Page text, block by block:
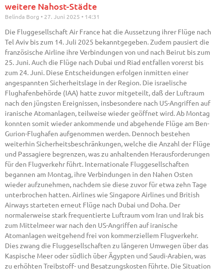
weitere Nahost-Städte
Belinda Borg 27. Juni 2025 14:31
Die Fluggesellschaft Air France hat die Aussetzung ihrer Flüge nach
Tel Aviv bis zum 14. Juli 2025 bekanntgegeben. Zudem pausiert die
französische Airline ihre Verbindungen von und nach Beirut bis zum
25. Juni. Auch die Flüge nach Dubai und Riad entfallen vorerst bis
zum 24. Juni. Diese Entscheidungen erfolgen inmitten einer
angespannten Sicherheitslage in der Region. Die israelische
Flughafenbehörde (IAA) hatte zuvor mitgeteilt, daß der Luftraum
nach den jüngsten Ereignissen, insbesondere nach US-Angriffen auf
iranische Atomanlagen, teilweise wieder geöffnet wird. Ab Montag
konnten somit wieder ankommende und abgehende Flüge am Ben-
Gurion-Flughafen aufgenommen werden. Dennoch bestehen
weiterhin Sicherheitsbeschränkungen, welche die Anzahl der Flüge
und Passagiere begrenzen, was zu anhaltenden Herausforderungen
für den Flugverkehr führt. Internationale Fluggesellschaften
begannen am Montag, ihre Verbindungen in den Nahen Osten
wieder aufzunehmen, nachdem sie diese zuvor für etwa zehn Tage
unterbrochen hatten. Airlines wie Singapore Airlines und British
Airways starteten erneut Flüge nach Dubai und Doha. Der
normalerweise stark frequentierte Luftraum vom Iran und Irak bis
zum Mittelmeer war nach den US-Angriffen auf iranische
Atomanlagen weitgehend frei von kommerziellem Flugverkehr.
Dies zwang die Fluggesellschaften zu längeren Umwegen über das
Kaspische Meer oder südlich über Ägypten und Saudi-Arabien, was
zu erhöhten Treibstoff- und Besatzungskosten führte. Die Situation